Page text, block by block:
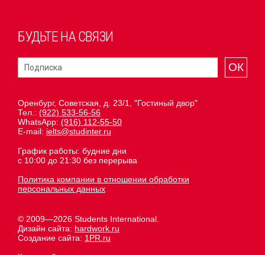
БУДЬТЕ НА СВЯЗИ
ОК
Оренбург, Советская, д. 23/1, "Гостиный двор"
Тел.: (922) 533-56-56
WhatsApp: (916) 112-55-50
E-mail: ielts@studinter.ru
График работы: будние дни
с 10:00 до 21:30 без перерыва
Политика компании в отношении обработки
персональных данных
© 2009—2026 Students International.
Дизайн сайта: hardwork.ru
Создание сайта: 1PR.ru